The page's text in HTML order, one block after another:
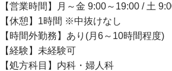
【営業時間】月～金 9:00～19:00 / 土
【休憩】1時間 ※中抜けなし
【時間外勤務】あり(月6～10時間程度)
【経験】未経験可
【処方科目】内科・婦人科